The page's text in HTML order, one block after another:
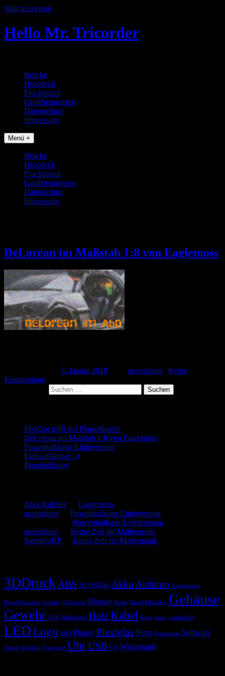
Skip to content
Hello Mr. Tricorder
Brücke
Holodeck
Frachtraum
Grußfrequenzen
Datenschutz
Impressum
Menü +
Brücke
Holodeck
Frachtraum
Grußfrequenzen
Datenschutz
Impressum
DeLorean im Maßstab 1:8 von Eaglemoss
5. Januar 2018 accessburn
Keine
Kommentare
FedCon trifft auf Phaserknarre
DeLorean im Maßstab 1:8 von Eaglemoss
Powerindikater Lightversion
Farbaufhänger :-)
Pseudodisplay
Alex Kalcherzu Lagerraum
accessburn
Powerindikater Lightversion
Powerindikater Lightversion
accessburn
Keine Zeit für Mathematik
SammysHPzu Keine Zeit für Mathematik
3DDruck ABS Acrylglas Akku Arduino Autogramm
BeverlyCrusher Cosplay DeLorean Display Farbe GatesMcFadden Gehäuse
Gewehr GFK Heißkleber HolzKabel Kreis Laser Laufschrift
LEDLogo MP3 Phaser Plexiglas Ports Pythagoras Software
Sound Starfleet Tragegurt UhrUSB VIP Widerstand